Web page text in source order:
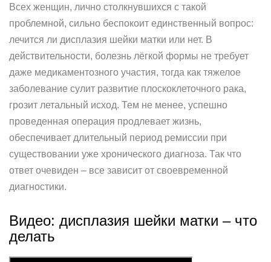
Всех женщин, лично столкнувшихся с такой
проблемной, сильно беспокоит единственный вопрос:
лечится ли дисплазия шейки матки или нет. В
действительности, болезнь лёгкой формы не требует
даже медикаментозного участия, тогда как тяжелое
заболевание сулит развитие плоскоклеточного рака,
грозит летальный исход. Тем не менее, успешно
проведенная операция продлевает жизнь,
обеспечивает длительный период ремиссии при
существовании уже хронического диагноза. Так что
ответ очевиден – все зависит от своевременной
диагностики.
Видео: дисплазия шейки матки – что
делать